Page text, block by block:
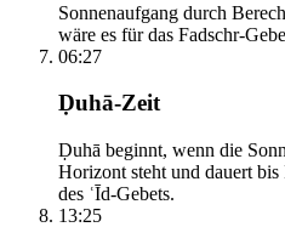
Sonnenaufgang durch
wäre es für das Fadschr-
06:27
Ḍuhā-Zeit
Ḍuhā beginnt, wenn die
Horizont steht und dauert
des ʿĪd-Gebets.
13:25